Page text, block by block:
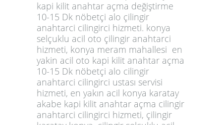
kapi kilit anahtar açma değiştirme
10-15 Dk nöbetçi alo çilingir
anahtarci cilingirci hizmeti. konya
selçuklu acil oto çilingir anahtarci
hizmeti, konya meram mahallesi en
yakin acil oto kapi kilit anahtar açma
10-15 Dk nöbetçi alo cilingir
anahtarci cilingirci ustası servisi
hizmeti, en yakın acil konya karatay
akabe kapi kilit anahtar açma cilingir
anahtarci cilingirci hizmeti, çilingir